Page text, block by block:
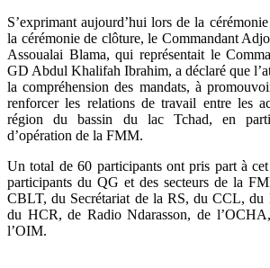
S’exprimant aujourd’hui lors de la
la cérémonie de clôture, le Commandant
Assoualai Blama, qui représentait le
GD Abdul Khalifah Ibrahim, a déclaré que
la compréhension des mandats, à
renforcer les relations de travail entre les
région du bassin du lac Tchad, en
d’opération de la FMM.
Un total de 60 participants ont pris part à
participants du QG et des secteurs de la
CBLT, du Secrétariat de la RS, du CCL, du
du HCR, de Radio Ndarasson, de
l’OIM.